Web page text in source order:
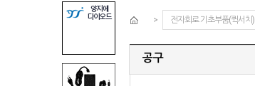
> 전자회로 기초부품(퀵서치)
공구